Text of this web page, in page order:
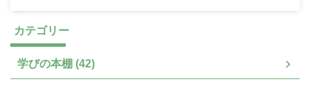
カテゴリー
学びの本棚 (42)